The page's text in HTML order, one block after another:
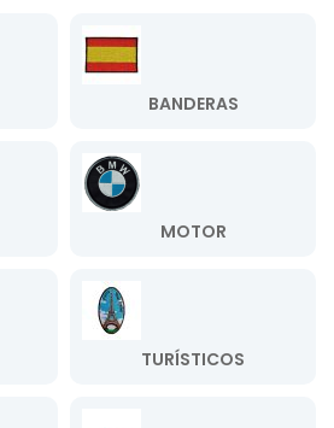
BANDERAS
MOTOR
TURÍSTICOS